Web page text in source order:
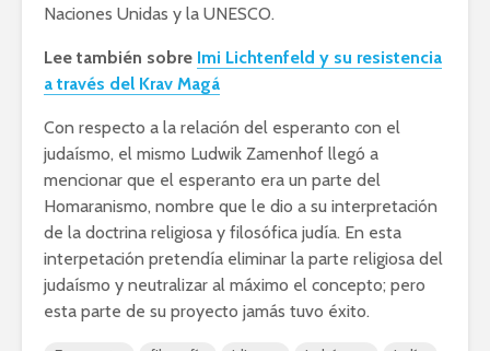
Naciones Unidas y la UNESCO.
Lee también sobre Imi Lichtenfeld y su resistencia
a través del Krav Magá
Con respecto a la relación del esperanto con el
judaísmo, el mismo Ludwik Zamenhof llegó a
mencionar que el esperanto era un parte del
Homaranismo, nombre que le dio a su interpretación
de la doctrina religiosa y filosófica judía. En esta
interpetación pretendía eliminar la parte religiosa del
judaísmo y neutralizar al máximo el concepto; pero
esta parte de su proyecto jamás tuvo éxito.